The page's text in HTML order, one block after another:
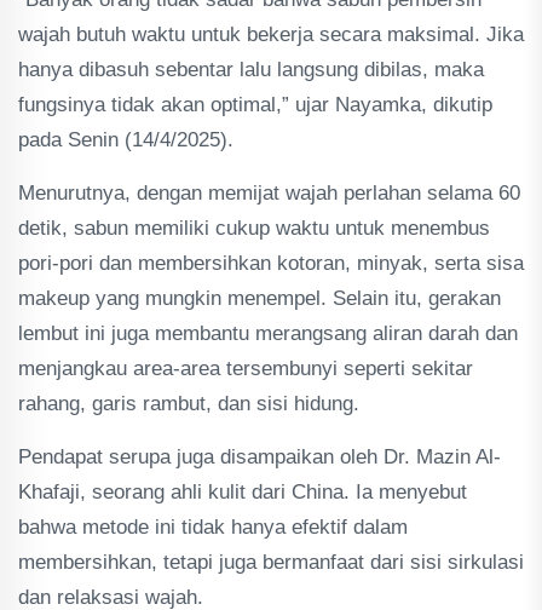
wajah butuh waktu untuk bekerja secara maksimal. Jika
hanya dibasuh sebentar lalu langsung dibilas, maka
fungsinya tidak akan optimal,” ujar Nayamka, dikutip
pada Senin (14/4/2025).
Menurutnya, dengan memijat wajah perlahan selama 60
detik, sabun memiliki cukup waktu untuk menembus
pori-pori dan membersihkan kotoran, minyak, serta sisa
makeup yang mungkin menempel. Selain itu, gerakan
lembut ini juga membantu merangsang aliran darah dan
menjangkau area-area tersembunyi seperti sekitar
rahang, garis rambut, dan sisi hidung.
Pendapat serupa juga disampaikan oleh Dr. Mazin Al-
Khafaji, seorang ahli kulit dari China. Ia menyebut
bahwa metode ini tidak hanya efektif dalam
membersihkan, tetapi juga bermanfaat dari sisi sirkulasi
dan relaksasi wajah.